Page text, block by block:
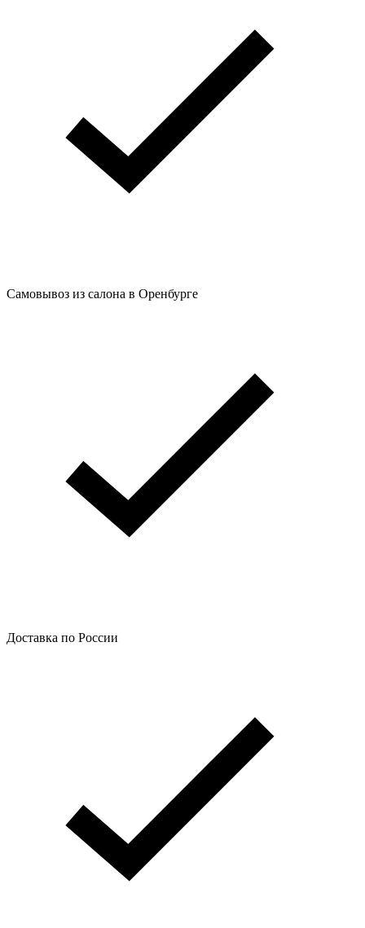
Самовывоз из салона в Оренбурге
Доставка по России